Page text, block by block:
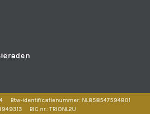
Btw-identificatienummer: NL858547594B01
BIC nr.: TRIONL2U